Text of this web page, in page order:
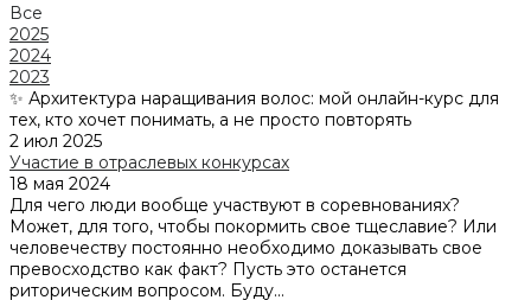
Все
2025
2024
2023
✨ Архитектура наращивания волос: мой онлайн-курс для
тех, кто хочет понимать, а не просто повторять
2 июл 2025
Участие в отраслевых конкурсах
18 мая 2024
Для чего люди вообще участвуют в соревнованиях?
Может, для того, чтобы покормить свое тщеславие? Или
человечеству постоянно необходимо доказывать свое
превосходство как факт? Пусть это останется
риторическим вопросом. Буду...